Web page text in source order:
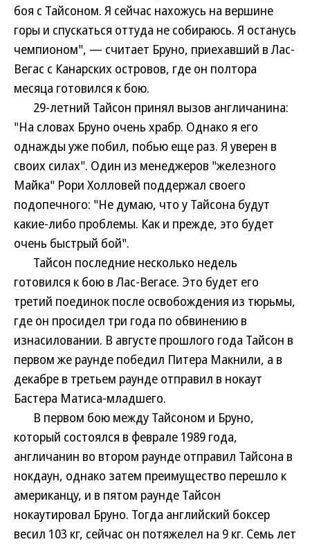
боя с Тайсоном. Я сейчас нахожусь на вершине
горы и спускаться оттуда не собираюсь. Я останусь
чемпионом", — считает Бруно, приехавший в Лас-
Вегас с Канарских островов, где он полтора
месяца готовился к бою.
29-летний Тайсон принял вызов англичанина:
"На словах Бруно очень храбр. Однако я его
однажды уже побил, побью еще раз. Я уверен в
своих силах". Один из менеджеров "железного
Майка" Рори Холловей поддержал своего
подопечного: "Не думаю, что у Тайсона будут
какие-либо проблемы. Как и прежде, это будет
очень быстрый бой".
Тайсон последние несколько недель
готовился к бою в Лас-Вегасе. Это будет его
третий поединок после освобождения из тюрьмы,
где он просидел три года по обвинению в
изнасиловании. В августе прошлого года Тайсон в
первом же раунде победил Питера Макнили, а в
декабре в третьем раунде отправил в нокаут
Бастера Матиса-младшего.
В первом бою между Тайсоном и Бруно,
который состоялся в феврале 1989 года,
англичанин во втором раунде отправил Тайсона в
нокдаун, однако затем преимущество перешло к
американцу, и в пятом раунде Тайсон
нокаутировал Бруно. Тогда английский боксер
весил 103 кг, сейчас он потяжелел на 9 кг. Семь лет